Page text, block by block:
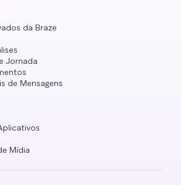
da Braze
Jornada
de Mensagens
Mídia